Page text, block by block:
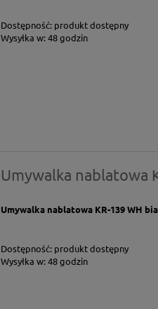
Dostępność: produkt dostępny
Wysyłka w:48 godzin
Umywalka nablatowa
Umywalka nablatowa KR-139 WH
Dostępność: produkt dostępny
Wysyłka w:48 godzin